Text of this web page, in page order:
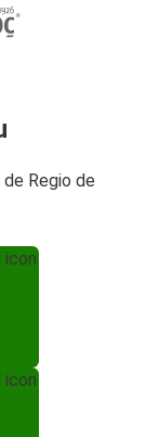
Regio de